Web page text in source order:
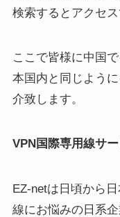
検索するとアクセ
ここで皆様に中国
本国内と同じよう
介致します。
VPN国際専用線サ
EZ-netは日頃から
線にお悩みの日系